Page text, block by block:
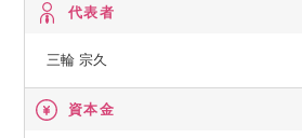
代表者
三輪 宗久
資本金